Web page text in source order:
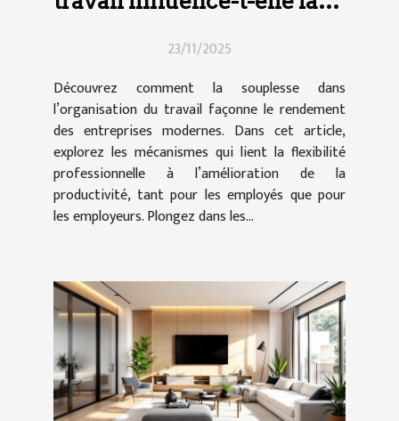
23/11/2025
Découvrez comment la souplesse dans
l’organisation du travail façonne le rendement
des entreprises modernes. Dans cet article,
explorez les mécanismes qui lient la flexibilité
professionnelle à l’amélioration de la
productivité, tant pour les employés que pour
les employeurs. Plongez dans les...